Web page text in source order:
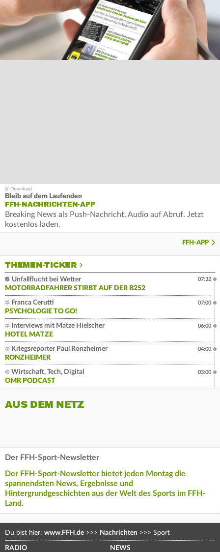
Bleib auf dem Laufenden
FFH-NACHRICHTEN-APP
Breaking News als Push-Nachricht, Audio auf Abruf. Jetzt
kostenlos laden.
FFH-APP
THEMEN-TICKER
Unfallflucht bei Wetter
MOTORRADFAHRER STIRBT AUF DER B252
07:32
Franca Cerutti
PSYCHOLOGIE TO GO!
07:00
Interviews mit Matze Hielscher
HOTEL MATZE
06:00
Kriegsreporter Paul Ronzheimer
RONZHEIMER
04:00
Wirtschaft, Tech, Digital
OMR PODCAST
03:00
AUS DEM NETZ
Der FFH-Sport-Newsletter
Der FFH-Sport-Newsletter bietet jeden Montag die
spannendsten News, Ergebnisse und
Hintergrundgeschichten aus der Welt des Sports im FFH-
Land.
Du bist hier: www.FFH.de >>> Nachrichten >>> Sport
RADIO NEWS